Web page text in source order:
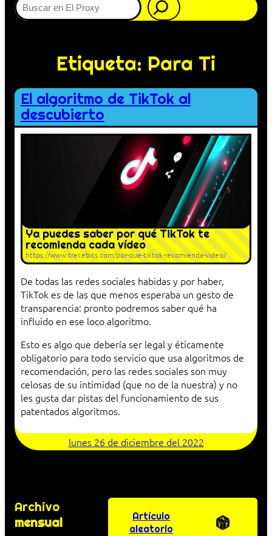
Etiqueta: Para Ti
El algoritmo de TikTok al
descubierto
Ya puedes saber por qué TikTok te
recomienda cada vídeo
https://www.trecebits.com/por-que-tiktok-recomienda-video/
De todas las redes sociales habidas y por haber,
TikTok es de las que menos esperaba un gesto de
transparencia: pronto podremos saber qué ha
influido en ese loco algoritmo.
Esto es algo que debería ser legal y éticamente
obligatorio para todo servicio que usa algoritmos de
recomendación, pero las redes sociales son muy
celosas de su intimidad (que no de la nuestra) y no
les gusta dar pistas del funcionamiento de sus
patentados algoritmos.
lunes 26 de diciembre del 2022
Archivo
mensual
Artículo
aleatorio